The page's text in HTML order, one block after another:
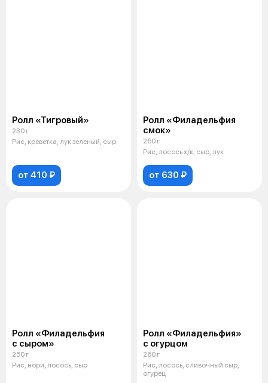
Ролл «Тигровый»
230 г
Рис, креветка, лук зеленый, сыр
от 410 ₽
Ролл «Филадельфия
смок»
260 г
Рис, лосось х/к, сыр, лук
от 630 ₽
Ролл «Филадельфия
с сыром»
250 г
Рис, нори, лосось, сыр
Ролл «Филадельфия»
с огурцом
260 г
Рис, лосось, сливочный сыр,
огурец